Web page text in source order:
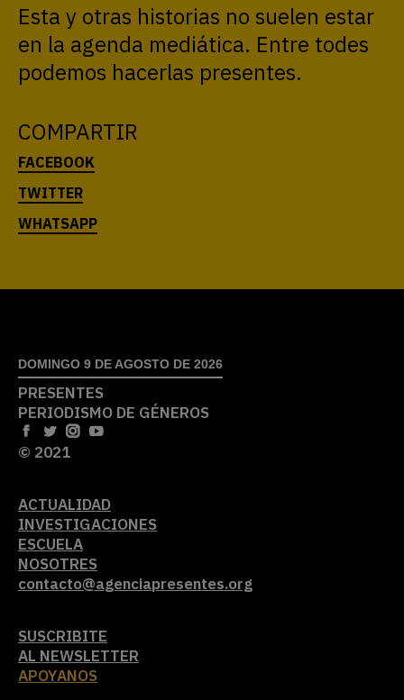
Esta y otras historias no suelen estar
en la agenda mediática. Entre todes
podemos hacerlas presentes.
COMPARTIR
DOMINGO 9 DE AGOSTO DE 2026
PRESENTES
PERIODISMO DE GÉNEROS
© 2021
ACTUALIDAD
INVESTIGACIONES
ESCUELA
NOSOTRES
contacto@agenciapresentes.org
SUSCRIBITE
AL NEWSLETTER
APOYANOS